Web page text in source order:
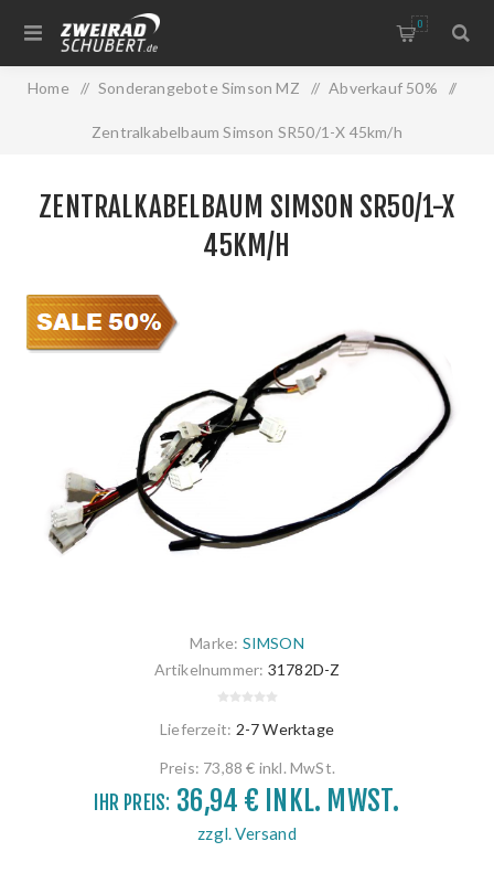
0
Home / Sonderangebote Simson MZ / Abverkauf 50% /
Zentralkabelbaum Simson SR50/1-X 45km/h
ZENTRALKABELBAUM SIMSON SR50/1-X
45KM/H
Marke: SIMSON
Artikelnummer: 31782D-Z
Lieferzeit: 2-7 Werktage
Preis: 73,88 € inkl. MwSt.
IHR PREIS: 36,94 € INKL. MWST.
zzgl. Versand